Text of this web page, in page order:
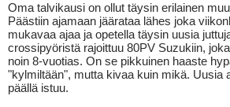
Oma talvikausi on ollut täysin erilainen
Päästiin ajamaan jäärataa lähes joka
mukavaa ajaa ja opetella täysin uusia
crossipyöristä rajoittuu 80PV Suzukiin,
noin 8-vuotias. On se pikkuinen haaste
"kylmiltään", mutta kivaa kuin mikä. Uusia
päällä istuu.